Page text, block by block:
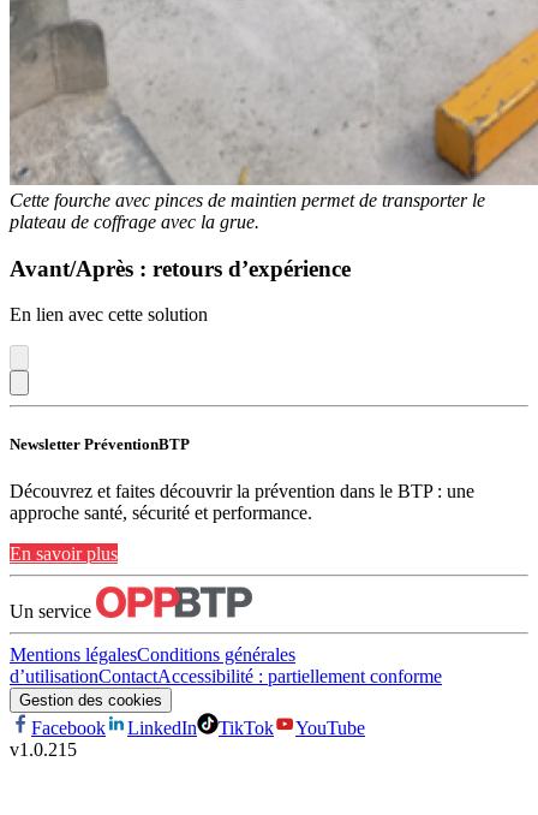
Cette fourche avec pinces de maintien permet de transporter le
plateau de coffrage avec la grue.
Avant/Après : retours d’expérience
En lien avec cette solution
Newsletter PréventionBTP
Découvrez et faites découvrir la prévention dans le BTP : une
approche santé, sécurité et performance.
En savoir plus
Un service
Mentions légalesConditions générales
d’utilisationContactAccessibilité : partiellement conforme
Gestion des cookies
Facebook LinkedIn TikTok
YouTube
v1.0.215